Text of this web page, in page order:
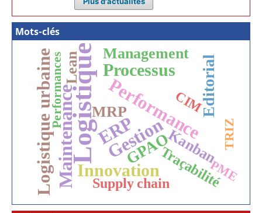
Mots-clés
Logistique
Maintenance Gestion
ERP
Logistique urbaine Performance
Processus
Innovation
Editorial
GPAOKanban
MRP
Management
Lean
Supply chainTraçabilité
CIM
TRIZ
Performances
PME